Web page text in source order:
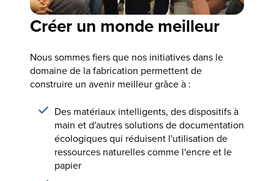
Créer un monde meilleur
Nous sommes fiers que nos initiatives dans le
domaine de la fabrication permettent de
construire un avenir meilleur grâce à :
Des matériaux intelligents, des dispositifs à
main et d'autres solutions de documentation
écologiques qui réduisent l'utilisation de
ressources naturelles comme l'encre et le
papier